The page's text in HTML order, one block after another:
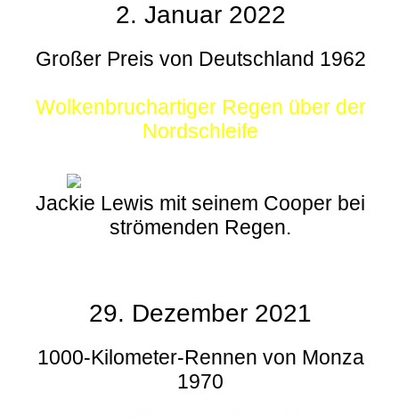
2. Januar 2022
Großer Preis von Deutschland 1962
Wolkenbruchartiger Regen über der
Nordschleife
Jackie Lewis mit seinem Cooper bei
strömenden Regen.
29. Dezember 2021
1000-Kilometer-Rennen von Monza
1970